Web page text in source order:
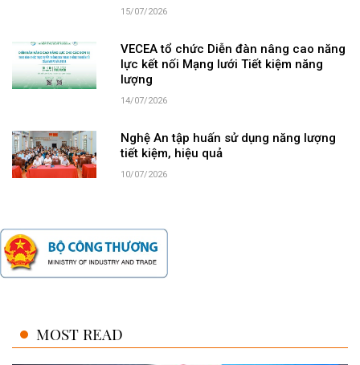
15/07/2026
VECEA tổ chức Diễn đàn nâng cao năng
lực kết nối Mạng lưới Tiết kiệm năng
lượng
14/07/2026
Nghệ An tập huấn sử dụng năng lượng
tiết kiệm, hiệu quả
10/07/2026
MOST READ